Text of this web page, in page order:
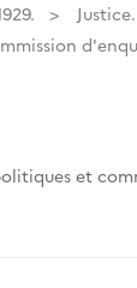
Justice.
et